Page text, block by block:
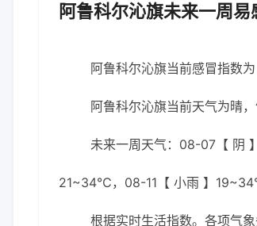
阿鲁科尔沁旗未来一周
阿鲁科尔沁旗当前感冒指数为
阿鲁科尔沁旗当前天气为晴
未来一周天气：08-07【
21~34℃，08-11【 小雨 】
根据实时生活指数。各项气